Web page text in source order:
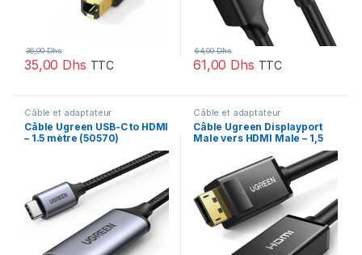
35,00 Dhs
36,00Dhs
TTC 61,00 Dhs
64,00Dhs
TTC
Câble et adaptateur
Câble Ugreen USB-C to HDMI
– 1.5 mètre (50570)
Câble et adaptateur
Câble Ugreen Displayport
Male vers HDMI Male – 1,5